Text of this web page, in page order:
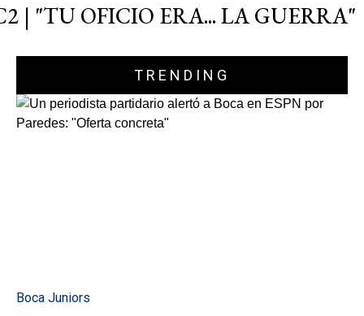
| "TU OFICIO ERA... LA GUERRA"
TRENDING
Boca Juniors